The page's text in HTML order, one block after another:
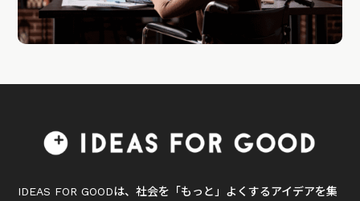
IDEAS FOR GOODは、社会を「もっと」よくするアイデアを集